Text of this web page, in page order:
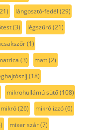
lángosztó-fedél (29)
(3) légszűrő(21)
(1)
(3) matt(2)
(18)
mikrohullámú sütő(108)
mikró(26) mikró izzó(6)
mixer szár(7)